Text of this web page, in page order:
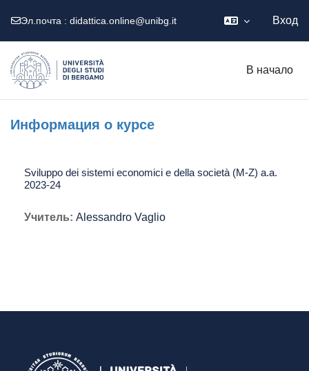
Эл.почта : didattica.online@unibg.it Вход
В начало
Информация о курсе
Sviluppo dei sistemi economici e della società (M-Z) a.a.
2023-24
Учитель: Alessandro Vaglio